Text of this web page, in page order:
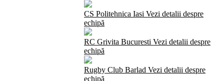
CS Politehnica Iasi Vezi detalii despre
echipă
RC Grivita Bucuresti Vezi detalii despre
echipă
Rugby Club Barlad Vezi detalii despre
echipă